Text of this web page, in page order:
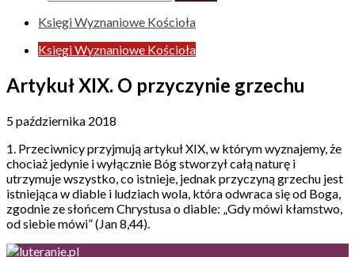
Księgi Wyznaniowe Kościoła
Księgi Wyznaniowe Kościoła
Artykuł XIX. O przyczynie grzechu
5 października 2018
1. Przeciwnicy przyjmują artykuł XIX, w którym wyznajemy, że
chociaż jedynie i wyłącznie Bóg stworzył całą naturę i
utrzymuje wszystko, co istnieje, jednak przyczyną grzechu jest
istniejąca w diable i ludziach wola, która odwraca się od Boga,
zgodnie ze słońcem Chrystusa o diable: „Gdy mówi kłamstwo,
od siebie mówi” (Jan 8,44).